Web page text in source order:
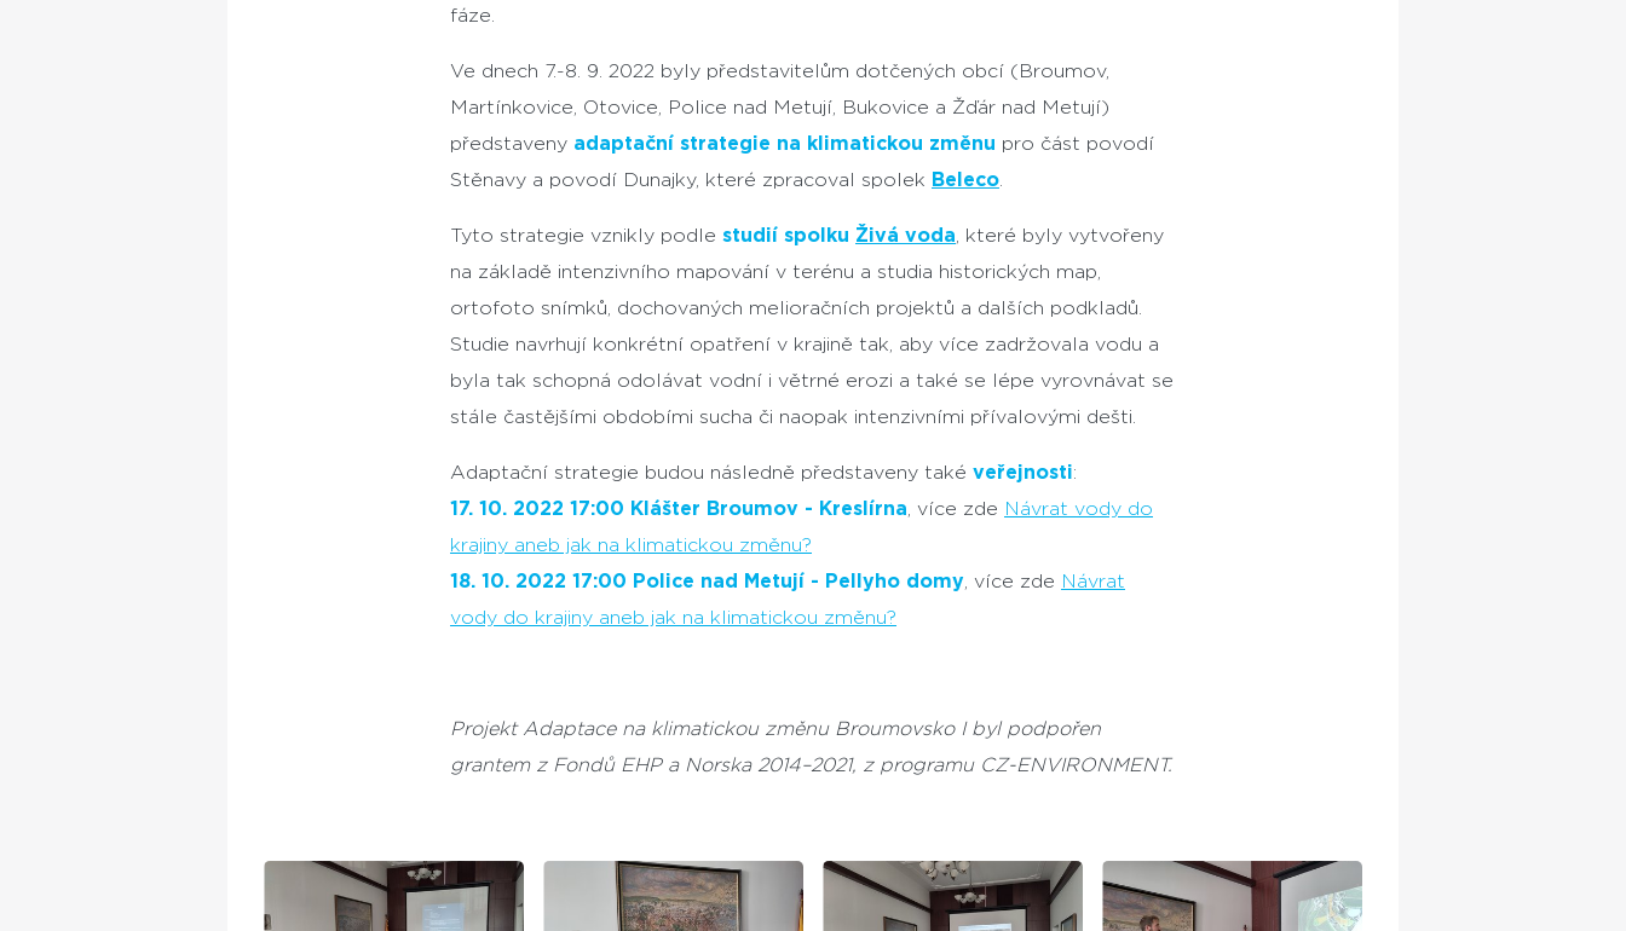
fáze.
Ve dnech 7.-8. 9. 2022 byly představitelům dotčených obcí (Broumov,
Martínkovice, Otovice, Police nad Metují, Bukovice a Žďár nad Metují)
představeny adaptační strategie na klimatickou změnu pro část povodí
Stěnavy a povodí Dunajky, které zpracoval spolek Beleco
Tyto strategie vznikly podle studií spolku Živá voda , které byly vytvořeny
na základě intenzivního mapování v terénu a studia historických map,
ortofoto snímků, dochovaných melioračních projektů a dalších podkladů.
Studie navrhují konkrétní opatření v krajině tak, aby více zadržovala vodu a
byla tak schopná odolávat vodní i větrné erozi a také se lépe vyrovnávat se
stále častějšími obdobími sucha či naopak intenzivními přívalovými dešti.
Adaptační strategie budou následně představeny také veřejnosti:
17. 10. 2022 17:00 Klášter Broumov - Kreslírna , více zde Návrat vody do
krajiny aneb jak na klimatickou změnu?
18. 10. 2022 17:00 Police nad Metují - Pellyho domy , více zde Návrat
vody do krajiny aneb jak na klimatickou změnu?
Projekt Adaptace na klimatickou změnu Broumovsko I byl podpořen
grantem z Fondů EHP a Norska 2014–2021, z programu CZ-ENVIRONMENT.